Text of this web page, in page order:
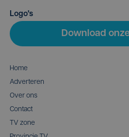
Logo's
Download
Home
Adverteren
Over ons
Contact
TV zone